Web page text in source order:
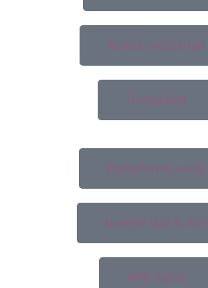
Pulizie industriali
Transpallet
Piattaforme aeree
Navette LGV & AGV
AMR Robot